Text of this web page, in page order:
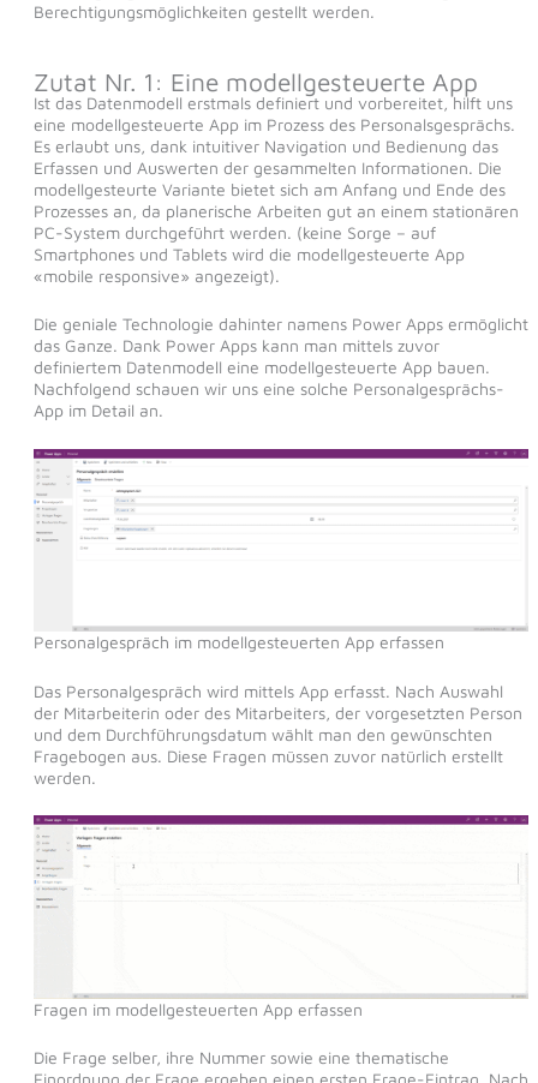
Berechtigungsmöglichkeiten gestellt werden.
Zutat Nr. 1: Eine modellgesteuerte App
Ist das Datenmodell erstmals definiert und vorbereitet, hilft uns
eine modellgesteuerte App im Prozess des Personalsgesprächs.
Es erlaubt uns, dank intuitiver Navigation und Bedienung das
Erfassen und Auswerten der gesammelten Informationen. Die
modellgesteurte Variante bietet sich am Anfang und Ende des
Prozesses an, da planerische Arbeiten gut an einem stationären
PC-System durchgeführt werden. (keine Sorge – auf
Smartphones und Tablets wird die modellgesteuerte App
«mobile responsive» angezeigt).
Die geniale Technologie dahinter namens Power Apps ermöglicht
das Ganze. Dank Power Apps kann man mittels zuvor
definiertem Datenmodell eine modellgesteuerte App bauen.
Nachfolgend schauen wir uns eine solche Personalgesprächs-
App im Detail an.
Personalgespräch im modellgesteuerten App erfassen
Das Personalgespräch wird mittels App erfasst. Nach Auswahl
der Mitarbeiterin oder des Mitarbeiters, der vorgesetzten Person
und dem Durchführungsdatum wählt man den gewünschten
Fragebogen aus. Diese Fragen müssen zuvor natürlich erstellt
werden.
Fragen im modellgesteuerten App erfassen
Die Frage selber, ihre Nummer sowie eine thematische